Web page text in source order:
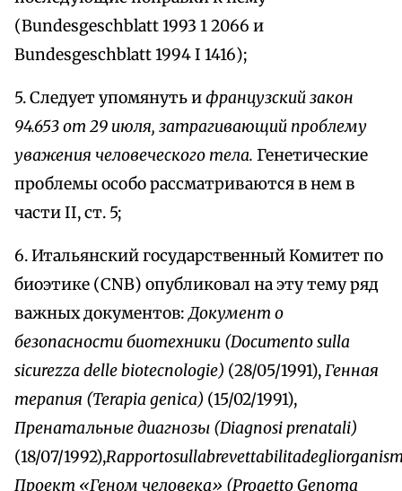
(Bundesgeschblatt 1993 1 2066 и
Bundesgeschblatt 1994 I 1416);
5. Следует упомянуть ифранцузский закон
94.653 от 29 июля, затрагивающий проблему
уважения человеческого тела. Генетические
проблемы особо рассматриваются в нем в
части II, ст. 5;
6. Итальянский государственный Комитет по
биоэтике (CNB) опубликовал на эту тему ряд
важных документов:Документ о
безопасности биотехники (Documento sulla
sicurezza delle biotecnologie) (28/05/1991),Генная
терапия (Terapia genica) (15/02/1991),
Пренатальные диагнозы (Diagnosi prenatali)
(18/07/1992),
Проект «Геном человека» (Progetto Genoma